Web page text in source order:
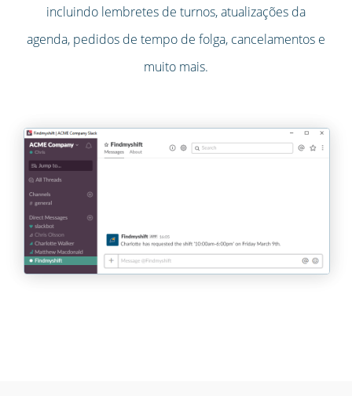
incluindo lembretes de turnos, atualizações da
agenda, pedidos de tempo de folga, cancelamentos e
muito mais.